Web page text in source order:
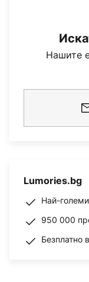
Нашите
Lumories.bg
Най-
950 000
Безплатно